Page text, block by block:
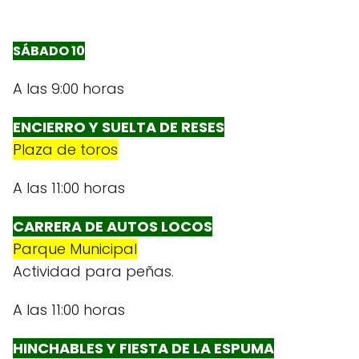
SÁBADO 10
A las 9:00 horas
ENCIERRO Y SUELTA DE RESES
Plaza de toros
A las 11:00 horas
CARRERA DE AUTOS LOCOS
Parque Municipal
Actividad para peñas.
A las 11:00 horas
HINCHABLES Y FIESTA DE LA ESPUMA